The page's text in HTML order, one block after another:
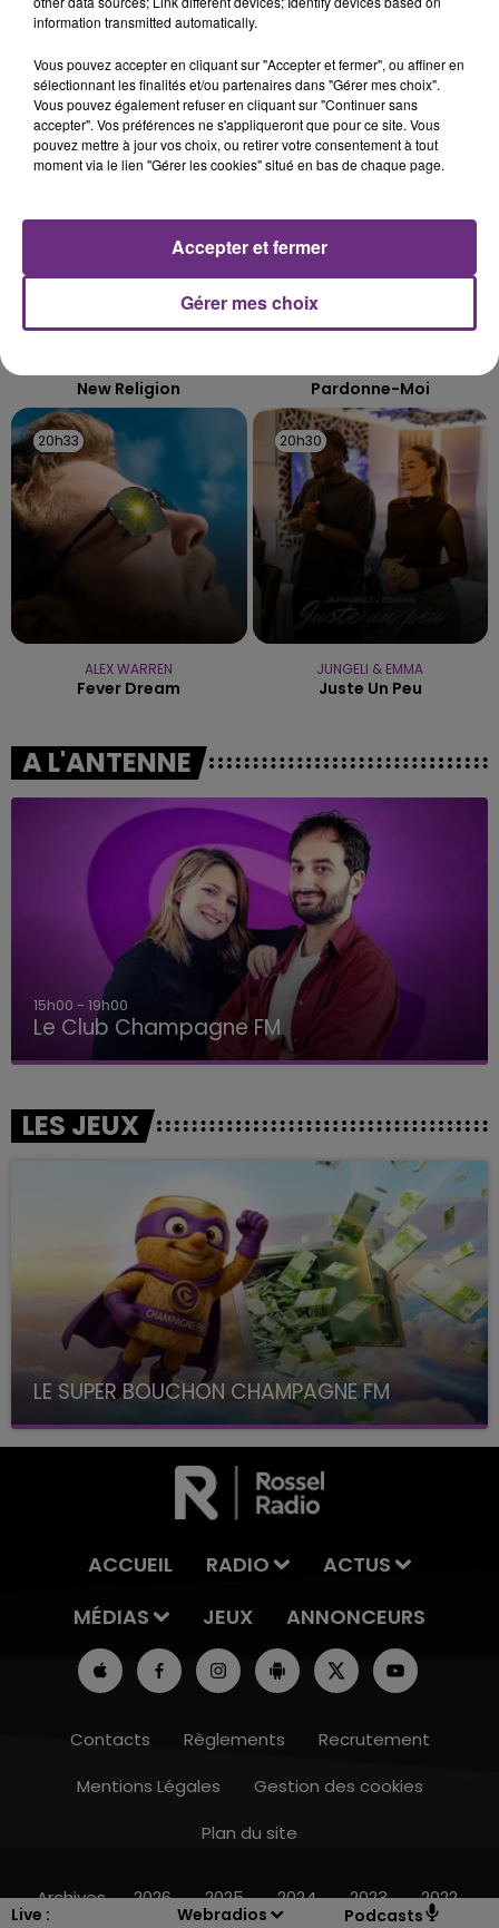
Live :
Webradios Podcasts
10h00 - 14h00
s'est avéré être plus précoce que prévu,
l'inspection du Travail en profite pour rappeler
les conditions de...
TITRES DIFFUSÉS
20h39
20h39
New Religion
20h36
20h36
Pardonne-Moi
20h33
20h33
ALEX WARREN
Fever Dream
20h30
20h30
JUNGELI & EMMA
Juste Un Peu
A L'ANTENNE
15h00 - 19h00
Le Club Champagne FM
LES JEUX
LE SUPER BOUCHON CHAMPAGNE FM
avec La Famille Champagne FM, à 8H10
ACCUEIL RADIO
ACTUS
MÉDIAS
JEUX ANNONCEURS
Contacts Règlements
Recrutement
Mentions Légales
Gestion des cookies
Plan du site
Archives 2026 2025 2024 2023 2022
information transmitted automatically.
Vous pouvez accepter en cliquant sur "Accepter et fermer", ou affiner en
sélectionnant les finalités et/ou partenaires dans "Gérer mes choix".
Vous pouvez également refuser en cliquant sur "Continuer sans
accepter". Vos préférences ne s'appliqueront que pour ce site. Vous
pouvez mettre à jour vos choix, ou retirer votre consentement à tout
moment via le lien "Gérer les cookies" situé en bas de chaque page.
Gérer mes choix
Accepter et fermer